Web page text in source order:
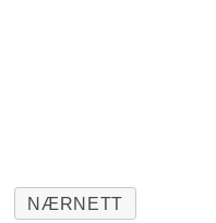
NÆRNETT